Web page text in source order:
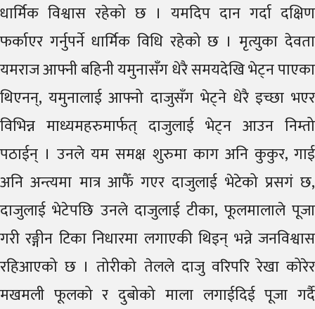
धार्मिक विश्वास रहेको छ । यमदिप दान गर्दा दक्षिण
फर्काएर गर्नुपर्ने धार्मिक विधि रहेको छ । मृत्युका देवता
यमराज आफ्नी बहिनी यमुनासँग धेरै समयदेखि भेट्न पाएका
थिएनन्, यमुनालाई आफ्नो दाजुसँग भेट्ने धेरै इच्छा भएर
विभिन्न माध्यमहरुमार्फत् दाजुलाई भेट्न आउन निम्तो
पठाईन् । उनले यम समक्ष शुरुमा काग अनि कुकुर, गाई
अनि अन्त्यमा मात्र आफैँ गएर दाजुलाई भेटेको प्रसगं छ,
दाजुलाई भेटेपछि उनले दाजुलाई टीका, फूलमालाले पूजा
गरी रङ्गीन टिका निधारमा लगाएकी थिइन् भन्ने जनविश्वास
रहिआएको छ । तोरीको तेलले दाजु वरिपरि रेखा कोरेर
मखमली फूलको र दुबोको माला लगाईदिई पूजा गर्दै